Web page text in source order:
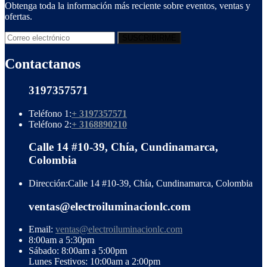
Obtenga toda la información más reciente sobre eventos, ventas y
ofertas.
Contactanos
3197357571
Teléfono 1:+ 3197357571
Teléfono 2:+ 3168890210
Calle 14 #10-39, Chía, Cundinamarca,
Colombia
Dirección:Calle 14 #10-39, Chía, Cundinamarca, Colombia
ventas@electroiluminacionlc.com
Email: ventas@electroiluminacionlc.com
8:00am a 5:30pm
Sábado: 8:00am a 5:00pm
Lunes Festivos: 10:00am a 2:00pm